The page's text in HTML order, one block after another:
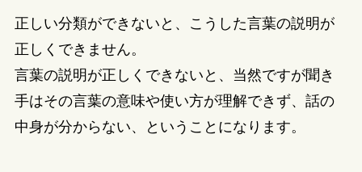
正しい分類ができないと、こうした言葉の説明が
正しくできません。
言葉の説明が正しくできないと、当然ですが聞き
手はその言葉の意味や使い方が理解できず、話の
中身が分からない、ということになります。